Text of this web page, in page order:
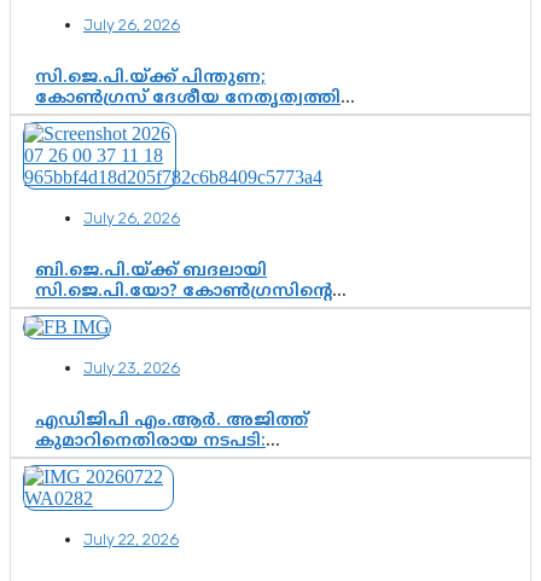
July 26, 2026
സി.ജെ.പി.യ്ക്ക് പിന്തുണ;
കോൺഗ്രസ് ദേശീയ നേതൃത്വത്തിൽ
ആശങ്കയോ? പാർട്ടിക്കുള്ളിൽ
ഭിന്നാഭിപ്രായമെന്ന വിലയിരുത്തൽ
July 26, 2026
ബി.ജെ.പി.യ്ക്ക് ബദലായി
സി.ജെ.പി.യോ? കോൺഗ്രസിന്റെ
രാഷ്ട്രീയ ഇടം കൈവശപ്പെടുത്താൻ
സിജെപി ഉയർന്നുകഴിഞ്ഞോ?
വഴിത്തിരിവ്
July 23, 2026
എഡിജിപി എം.ആർ. അജിത്ത്
കുമാറിനെതിരായ നടപടി:
സസ്പെൻഷനിൽ ഒതുങ്ങുമോ,
അതോ കൂടുതൽ കടുത്ത
നടപടികളിലേക്കോ?
July 22, 2026